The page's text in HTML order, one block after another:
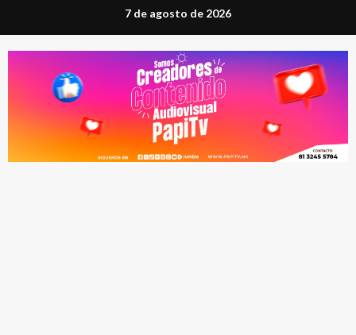
al
contenido
7 de agosto de 2026